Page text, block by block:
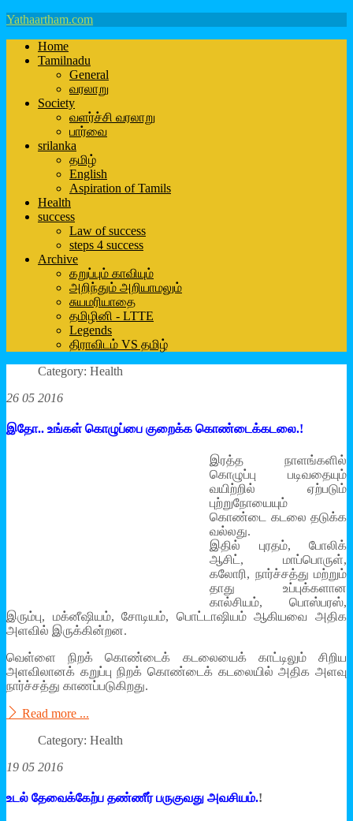
Yathaartham.com
Home
Tamilnadu
General
வரலாறு
Society
வளர்ச்சி வரலாறு
பார்வை
srilanka
தமிழ்
English
Aspiration of Tamils
Health
success
Law of success
steps 4 success
Archive
கறுப்பும் காவியும்
அறிந்தும் அறியாமலும்
சுயமரியாதை
தமிழினி - LTTE
Legends
திராவிடம் VS தமிழ்
Category: Health
26 05 2016
இதோ.. உங்கள் கொழுப்பை குறைக்க கொண்டைக்கடலை.!
இரத்த நாளங்களில்
கொழுப்பு படிவதையும்
வயிற்றில் ஏற்படும்
புற்றுநோயையும்
கொண்டை கடலை தடுக்க
வல்லது.
இதில் புரதம், போலிக்
ஆசிட், மாப்பொருள்,
கலோரி, நார்ச்சத்து மற்றும்
தாது உப்புக்களான
கால்சியம், பொஸ்பரஸ்,
இரும்பு, மக்னீஷியம், சோடியம், பொட்டாஷியம் ஆகியவை அதிக
அளவில் இருக்கின்றன.
வெள்ளை நிறக் கொண்டைக் கடலையைக் காட்டிலும் சிறிய
அளவிலானக் கறுப்பு நிறக் கொண்டைக் கடலையில் அதிக அளவு
நார்ச்சத்து காணப்படுகிறது.
Read more ...
Category: Health
19 05 2016
உடல் தேவைக்­கேற்ப தண்ணீர் பரு­கு­வது அவ­சியம்.!